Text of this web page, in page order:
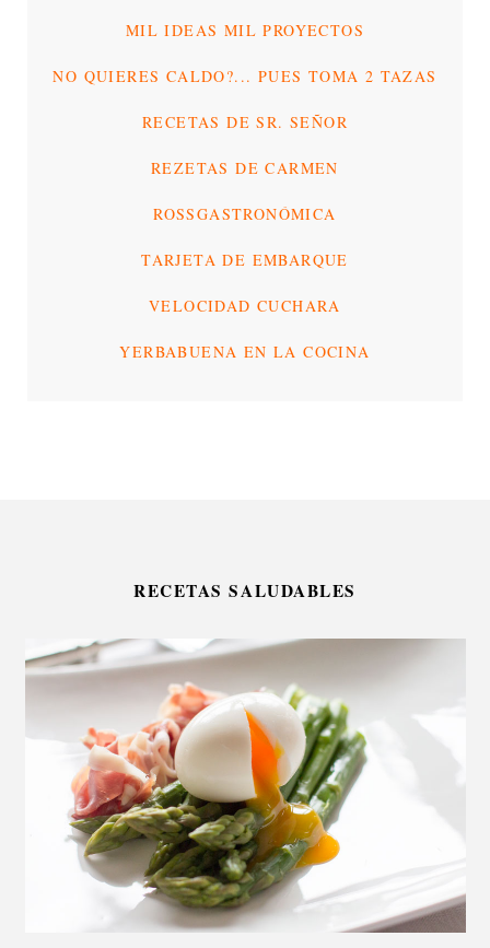
MIL IDEAS MIL PROYECTOS
NO QUIERES CALDO?... PUES TOMA 2 TAZAS
RECETAS DE SR. SEÑOR
REZETAS DE CARMEN
ROSSGASTRONÓMICA
TARJETA DE EMBARQUE
VELOCIDAD CUCHARA
YERBABUENA EN LA COCINA
RECETAS SALUDABLES